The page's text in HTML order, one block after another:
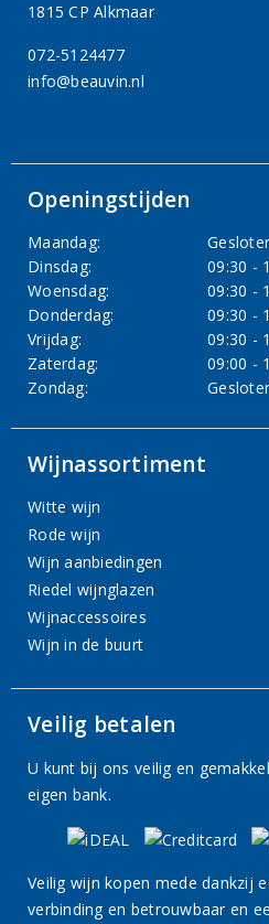
1815 CP Alkmaar
072-5124477
info@beauvin.nl
Openingstijden
Maandag:
Dinsdag:
09:30 -
Woensdag:
09:30 -
Donderdag:
09:30 -
Vrijdag:
09:30 -
Zaterdag:
09:00 -
Zondag:
Wijnassortiment
Witte wijn
Rode wijn
Wijn aanbiedingen
Riedel wijnglazen
Wijnaccessoires
Wijn in de buurt
Veilig betalen
U kunt bij ons veilig en
eigen bank.
Veilig wijn kopen mede dankzij
verbinding en betrouwbaar en